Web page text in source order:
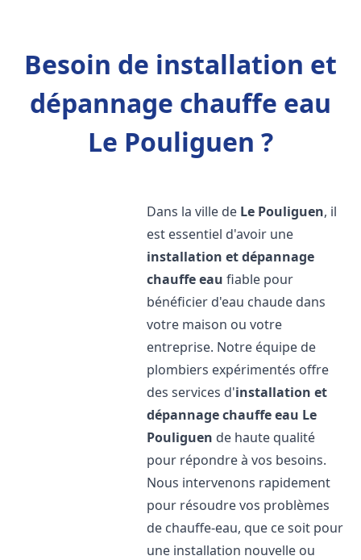
Besoin de installation et
dépannage chauffe eau
Le Pouliguen ?
Dans la ville de Le Pouliguen, il
est essentiel d'avoir une
installation et dépannage
chauffe eau fiable pour
bénéficier d'eau chaude dans
votre maison ou votre
entreprise. Notre équipe de
plombiers expérimentés offre
des services d'installation et
dépannage chauffe eau Le
Pouliguen de haute qualité
pour répondre à vos besoins.
Nous intervenons rapidement
pour résoudre vos problèmes
de chauffe-eau, que ce soit pour
une installation nouvelle ou